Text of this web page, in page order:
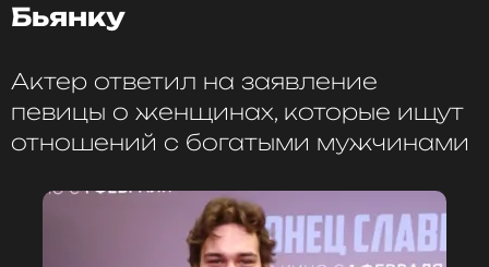
ССЫЛКА
Бьянку
Актер ответил на заявление
певицы о женщинах, которые ищут
отношений с богатыми мужчинами